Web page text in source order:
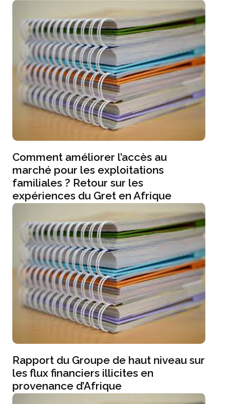
Comment améliorer l’accès au
marché pour les exploitations
familiales ? Retour sur les
expériences du Gret en Afrique
Rapport du Groupe de haut niveau sur
les flux financiers illicites en
provenance d’Afrique